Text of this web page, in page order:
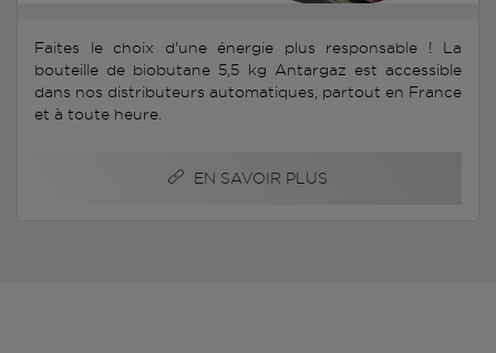
Faites le choix d'une énergie plus responsable ! La
bouteille de biobutane 5,5 kg Antargaz est accessible
dans nos distributeurs automatiques, partout en France
et à toute heure.
EN SAVOIR PLUS